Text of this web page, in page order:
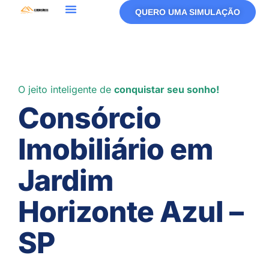
QUERO UMA SIMULAÇÃO
O jeito inteligente de conquistar seu sonho!
Consórcio
Imobiliário em
Jardim
Horizonte Azul –
SP